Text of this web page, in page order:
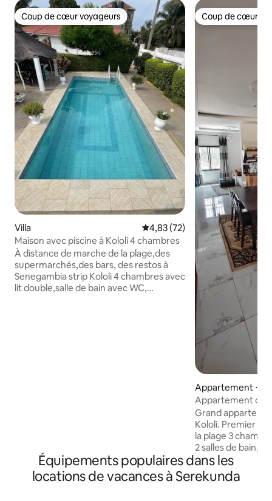
Coup de cœur voyageurs
Coup de cœur voyageurs
Villa Évaluation moyenne sur la
4,83 (72)
Maison avec piscine à Kololi 4 chambres
À distance de marche de la plage,des
supermarchés,des bars, des restos à
Senegambia strip Kololi 4 chambres avec
lit double,salle de bain avec WC,
voyageurs.
Coup de cœur
Coup de cœur
Appartement ⋅
Appartement de
dont vous avez
Grand
Kololi. Premier étage À 15 min à pied de
la plage 3 chambres, 5 personnes max.
2 salles de bain,
au balcon cuisine entièrement équipée :
Cuisinière au
Congélateur
Équipements populaires dans les
locations de vacances à Serekunda